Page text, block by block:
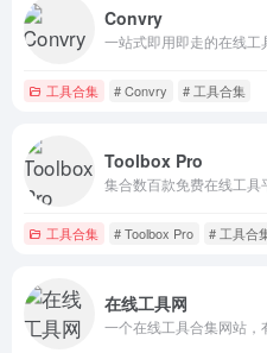
Convry
工具合集 # Convry # 工具合集
Toolbox Pro
工具合集 # Toolbox Pro # 工具合
在线工具网
一个在线工具合集网站，